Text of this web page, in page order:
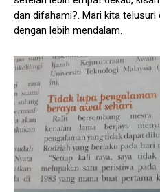
dan difahami?. Mari kita
dengan lebih mendalam.